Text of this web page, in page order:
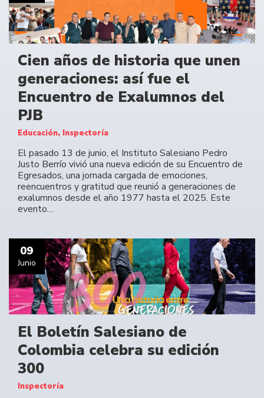
Cien años de historia que unen
generaciones: así fue el
Encuentro de Exalumnos del
PJB
Educación, Inspectoría
El pasado 13 de junio, el Instituto Salesiano Pedro
Justo Berrío vivió una nueva edición de su Encuentro de
Egresados, una jornada cargada de emociones,
reencuentros y gratitud que reunió a generaciones de
exalumnos desde el año 1977 hasta el 2025. Este
evento…
09
Junio
El Boletín Salesiano de
Colombia celebra su edición
300
Inspectoría